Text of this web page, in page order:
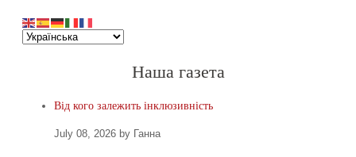
Наша газета
Від кого залежить інклюзивність
July 08, 2026 by Ганна